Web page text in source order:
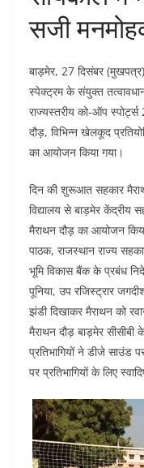
सजी
बाड़मेर, 27 दिसंबर
स्पेक्ट्रम के संयुक्त
राज्यस्तरीय को-ऑप
दौड़, विभिन्न खेलकूद
का आयोजन किया गया।
दिन की शुरूआत सहकार
विद्यालय से बाड़मेर केंद्रीय
मैराथन दौड़ का आयोजन
पाठक, राजस्थान राज्य
भूमि विकास बैंक के प्रबंध
पूनिया, उप रजिस्ट्रार
झंडी दिखाकर मैराथन को
मैराथन दौड़ बाड़मेर
प्रतिभागियों ने डीजे साउंड
पर प्रतिभागियों के लिए